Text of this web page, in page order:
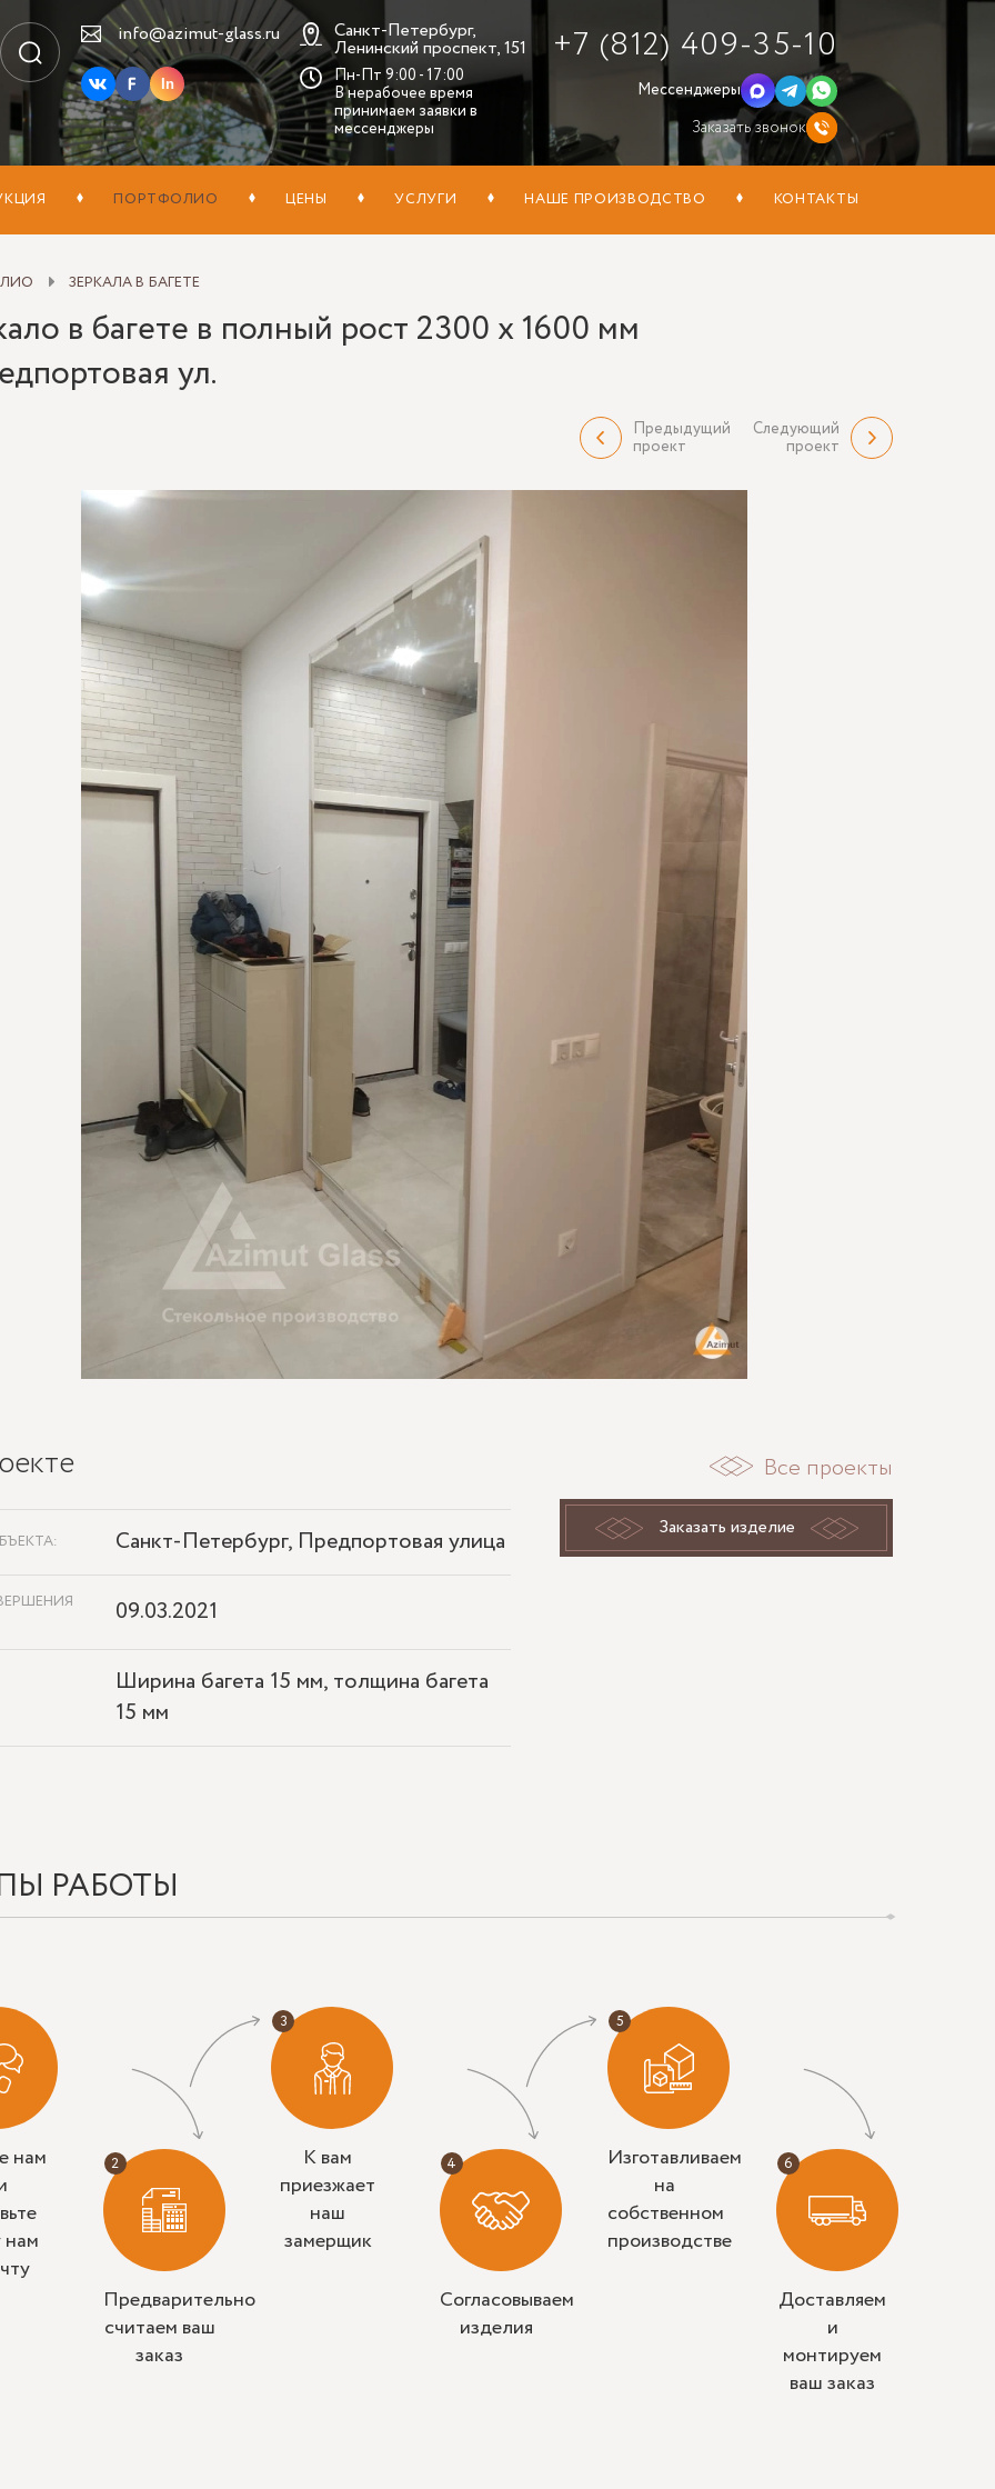
info@azimut-glass.ru
In
Санкт-Петербург,
Ленинский проспект, 151
Пн-Пт 9:00 - 17:00
В нерабочее время
принимаем заявки в
мессенджеры
+7 (812) 409-35-10
Мессенджеры
Заказать звонок
ПОРТФОЛИО ЦЕНЫ УСЛУГИ НАШЕ ПРОИЗВОДСТВО КОНТАКТЫ
ЗЕРКАЛА В БАГЕТЕ
в багете в полный рост 2300 х 1600 мм
ул.
Предыдущий
проект
Следующий
проект
Все проекты
Заказать изделие
Санкт-Петербург, Предпортовая улица
09.03.2021
Ширина багета 15 мм, толщина багета
15 мм
РАБОТЫ
нам
нам
Предварительно
считаем ваш
заказ
К вам
приезжает
наш
замерщик
Согласовываем
изделия
Изготавливаем
на
собственном
производстве
Доставляем
и
монтируем
ваш заказ